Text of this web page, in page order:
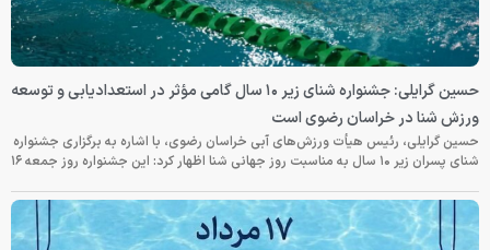
حسین گرایلی: جشنواره شنای زیر ۱۰ سال گامی مؤثر در استعدادیابی و توسعه
ورزش شنا در خراسان رضوی است
حسین گرایلی، رئیس هیأت ورزش‌های آبی خراسان رضوی، با اشاره به برگزاری جشنواره
شنای پسران زیر ۱۰ سال به مناسبت روز جهانی شنا اظهار کرد: این جشنواره روز جمعه‌ ۱۶